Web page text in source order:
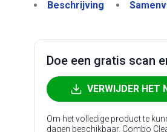
Beschrijving
Doe een gratis scan
VERWIJDER HET
Om het volledige product te
dagen beschikbaar. Combo